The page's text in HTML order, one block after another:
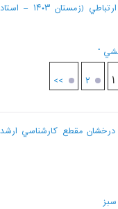
برگزاري کارگاه آموزشي فن بيان و مهارت هاي ارتباطي (زمستان ۱۴۰۳ – استاد
“
۱ ۲ >>
درخشان مقطع کارشناسي ارشد